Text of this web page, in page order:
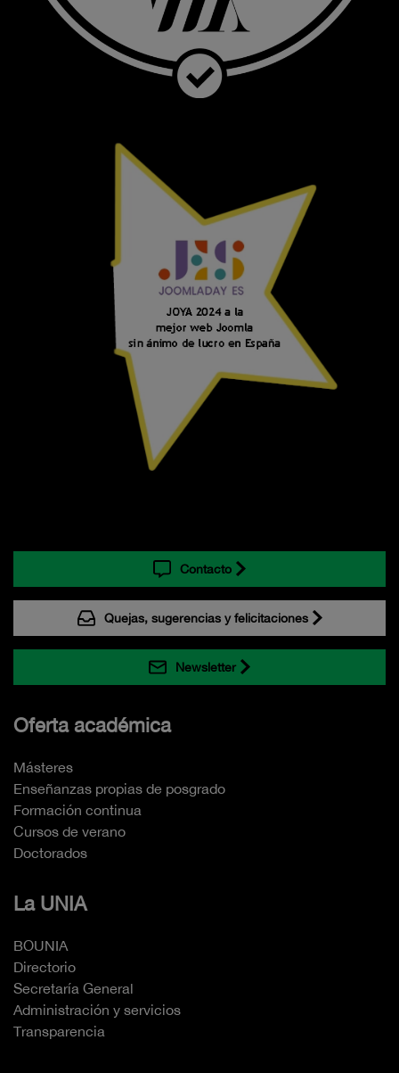
Contacto
Quejas, sugerencias y felicitaciones
Newsletter
Oferta académica
Másteres
Enseñanzas propias de posgrado
Formación continua
Cursos de verano
Doctorados
La UNIA
BOUNIA
Directorio
Secretaría General
Administración y servicios
Transparencia